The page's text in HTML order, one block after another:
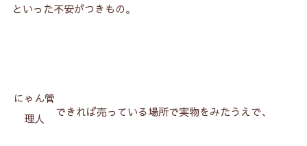
といった不安がつきもの。
にゃん管
理人
できれば売っている場所で実物をみたうえで、